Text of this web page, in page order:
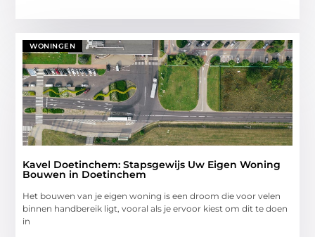
WONINGEN
Kavel Doetinchem: Stapsgewijs Uw Eigen Woning
Bouwen in Doetinchem
Het bouwen van je eigen woning is een droom die voor velen
binnen handbereik ligt, vooral als je ervoor kiest om dit te doen
in